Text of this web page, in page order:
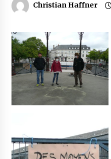
Christian Haffner